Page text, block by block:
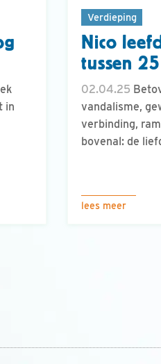
in
Verdieping
Nico
tussen
02.04.25
vandalisme,
verbinding,
bovenal: de
lees meer